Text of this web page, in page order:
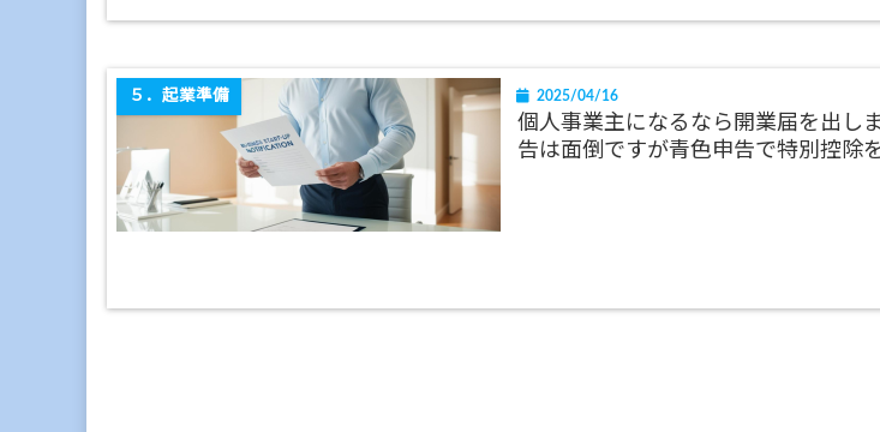
５．起業準備 2025/04/16
個人事業主になるなら開業届を出し
告は面倒ですが青色申告で特別控除